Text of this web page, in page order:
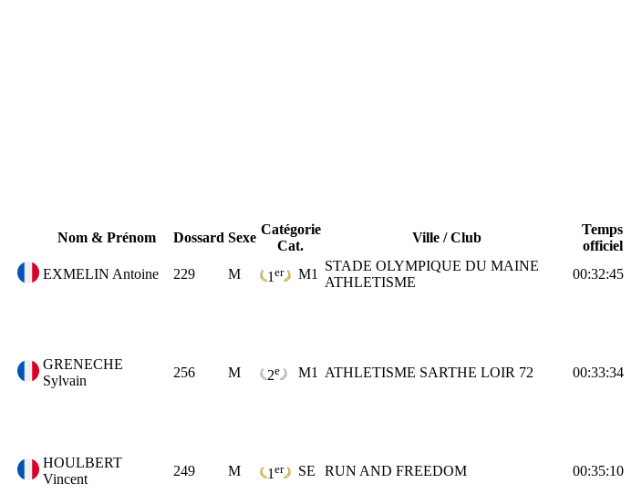
Nom & Prénom Dossard Sexe
Catégorie
Cat.
Ville / Club
Temps
officiel
EXMELIN Antoine 229 M 1 er M1
STADE OLYMPIQUE DU MAINE
ATHLETISME
00:32:45
GRENECHE
Sylvain
256 M 2e M1 ATHLETISME SARTHE LOIR 72 00:33:34
HOULBERT
Vincent
249 M 1 er SE RUN AND FREEDOM 00:35:10